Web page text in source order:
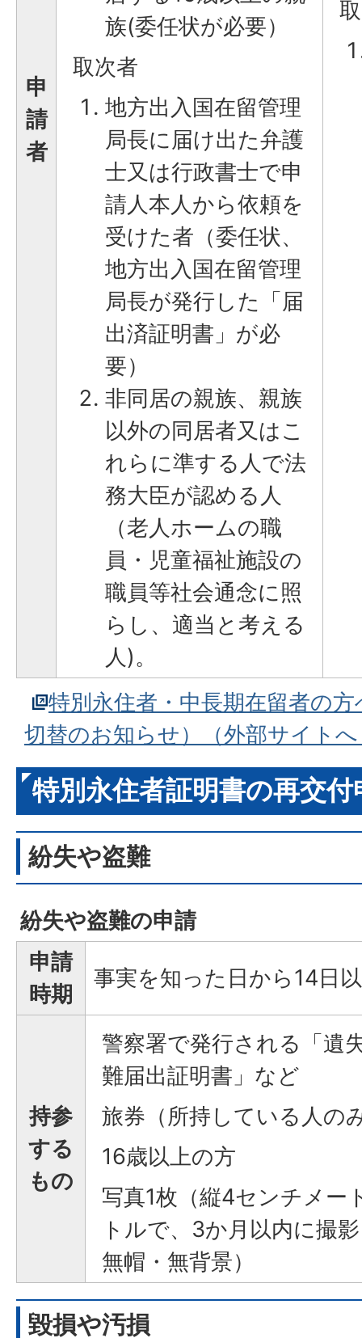
申
請
者
族(委任状が必要）
取次者
地方出入国在留管理
局長に届け出た弁護
士又は行政書士で申
請人本人から依頼を
受けた者（委任状、
地方出入国在留管理
局長が発行した「届
出済証明書」が必
要）
非同居の親族、親族
以外の同居者又はこ
れらに準する人で法
務大臣が認める人
（老人ホームの職
員・児童福祉施設の
職員等社会通念に照
らし、適当と考える
人)。
特別永住者・中長期在留者の
切替のお知らせ）（外部サイト
特別永住者証明書の再交付
紛失や盗難
紛失や盗難の申請
申請
時期
事実を知った日から14日
持参
する
もの
警察署で発行される「遺
難届出証明書」など
旅券（所持している人の
16歳以上の方
写真1枚（縦4センチメー
トルで、3か月以内に撮
無帽・無背景）
毀損や汚損